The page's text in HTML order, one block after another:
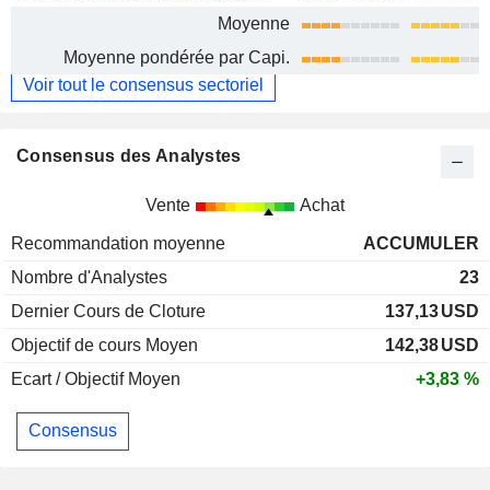
Moyenne
Moyenne pondérée par Capi.
Voir tout le consensus sectoriel
Consensus des Analystes
Vente Achat
Recommandation moyenne
ACCUMULER
Nombre d'Analystes
23
Dernier Cours de Cloture
137,13USD
Objectif de cours Moyen
142,38USD
Ecart / Objectif Moyen
+3,83 %
Consensus